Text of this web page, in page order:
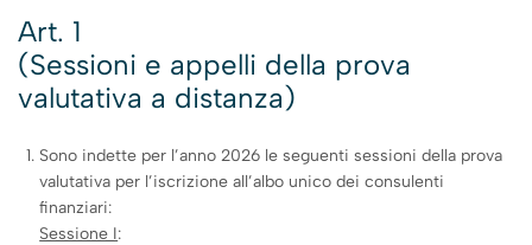
Art. 1
(Sessioni e appelli della prova
valutativa a distanza)
Sono indette per l’anno 2026 le seguenti sessioni della prova
valutativa per l’iscrizione all’albo unico dei consulenti
finanziari:
Sessione I: